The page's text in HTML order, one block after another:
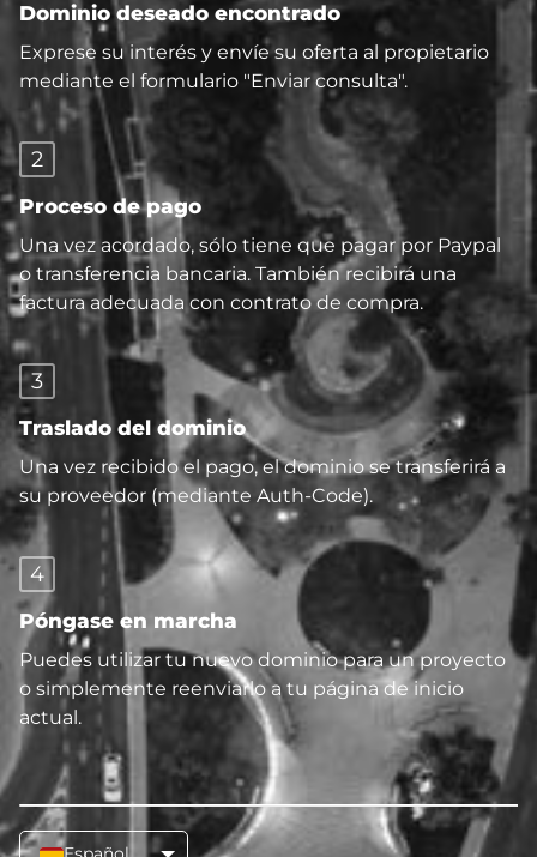
Dominio deseado encontrado
Exprese su interés y envíe su oferta al propietario
mediante el formulario "Enviar consulta".
2
Proceso de pago
Una vez acordado, sólo tiene que pagar por Paypal
o transferencia bancaria. También recibirá una
factura adecuada con contrato de compra.
3
Traslado del dominio
Una vez recibido el pago, el dominio se transferirá a
su proveedor (mediante Auth-Code).
4
Póngase en marcha
Puedes utilizar tu nuevo dominio para un proyecto
o simplemente reenviarlo a tu página de inicio
actual.